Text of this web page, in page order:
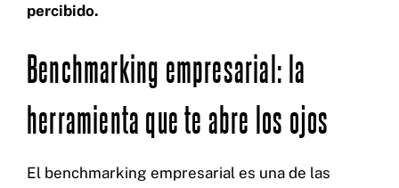
percibido.
Benchmarking empresarial: la
herramienta que te abre los ojos
El benchmarking empresarial es una de las